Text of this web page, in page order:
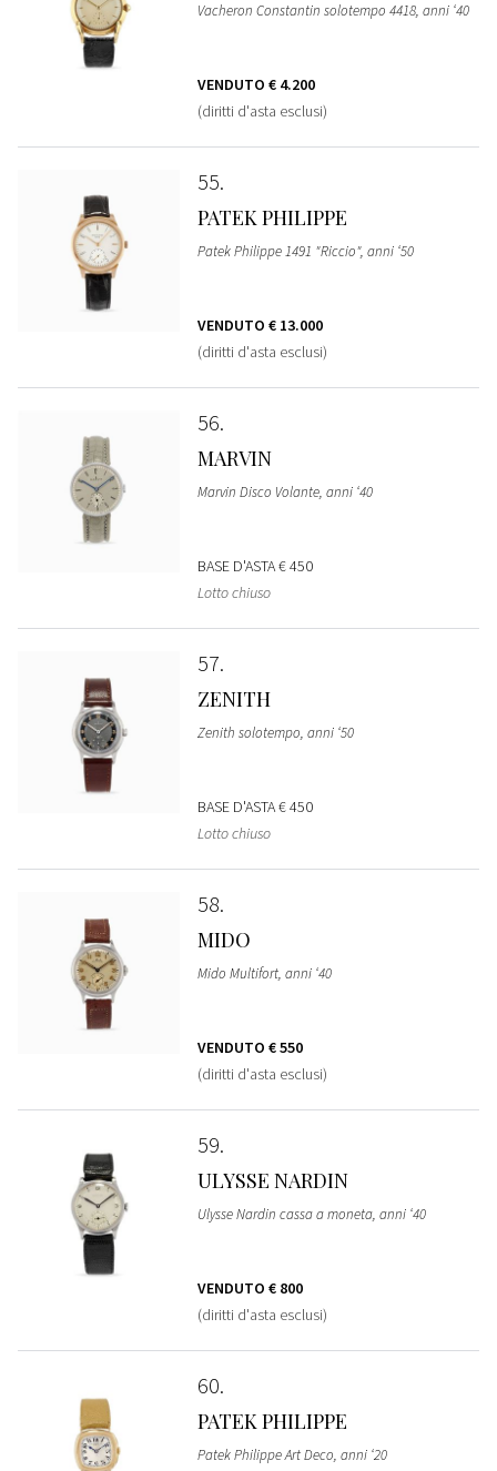
Vacheron Constantin solotempo 4418, anni ‘40
VENDUTO € 4.200
(diritti d'asta esclusi)
55
PATEK PHILIPPE
Patek Philippe 1491 "Riccio", anni ‘50
VENDUTO € 13.000
(diritti d'asta esclusi)
56
MARVIN
Marvin Disco Volante, anni ‘40
BASE D'ASTA€ 450
Lotto chiuso
57
ZENITH
Zenith solotempo, anni ‘50
BASE D'ASTA€ 450
Lotto chiuso
58
MIDO
Mido Multifort, anni ‘40
VENDUTO € 550
(diritti d'asta esclusi)
59
ULYSSE NARDIN
Ulysse Nardin cassa a moneta, anni ‘40
VENDUTO € 800
(diritti d'asta esclusi)
60
PATEK PHILIPPE
Patek Philippe Art Deco, anni ‘20